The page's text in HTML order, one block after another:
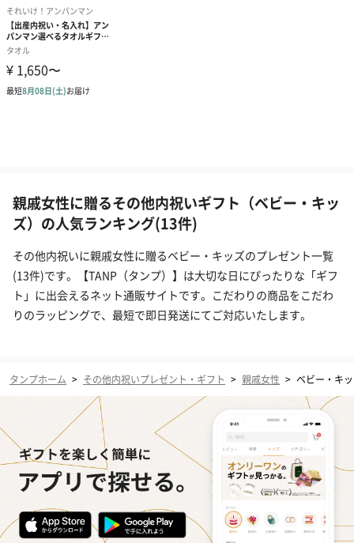
親戚女性に贈るその他内祝いギフト（ベビー・キッ
ズ）の人気ランキング(13件)
その他内祝いに親戚女性に贈るベビー・キッズのプレゼント一覧
(13件)です。【TANP（タンプ）】は大切な日にぴったりな「ギフ
ト」に出会えるネット通販サイトです。こだわりの商品をこだわ
りのラッピングで、最短で即日発送にてご対応いたします。
タンプホーム > その他内祝いプレゼント・ギフト > 親戚女性 > ベビー・キ